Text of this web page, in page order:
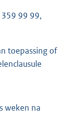
99 99,
toepassing of
weken na